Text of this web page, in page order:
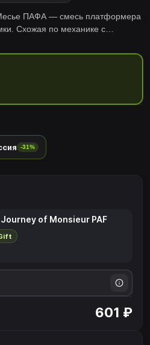
ПАФА — смесь платформера
Схожая по механике с
в жанр, сочетая 3D-
самобытным двухмерным
-31%
of Monsieur PAF
601 ₽